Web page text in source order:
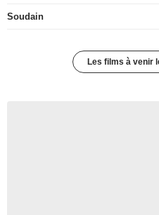
Soudain
Les films à venir